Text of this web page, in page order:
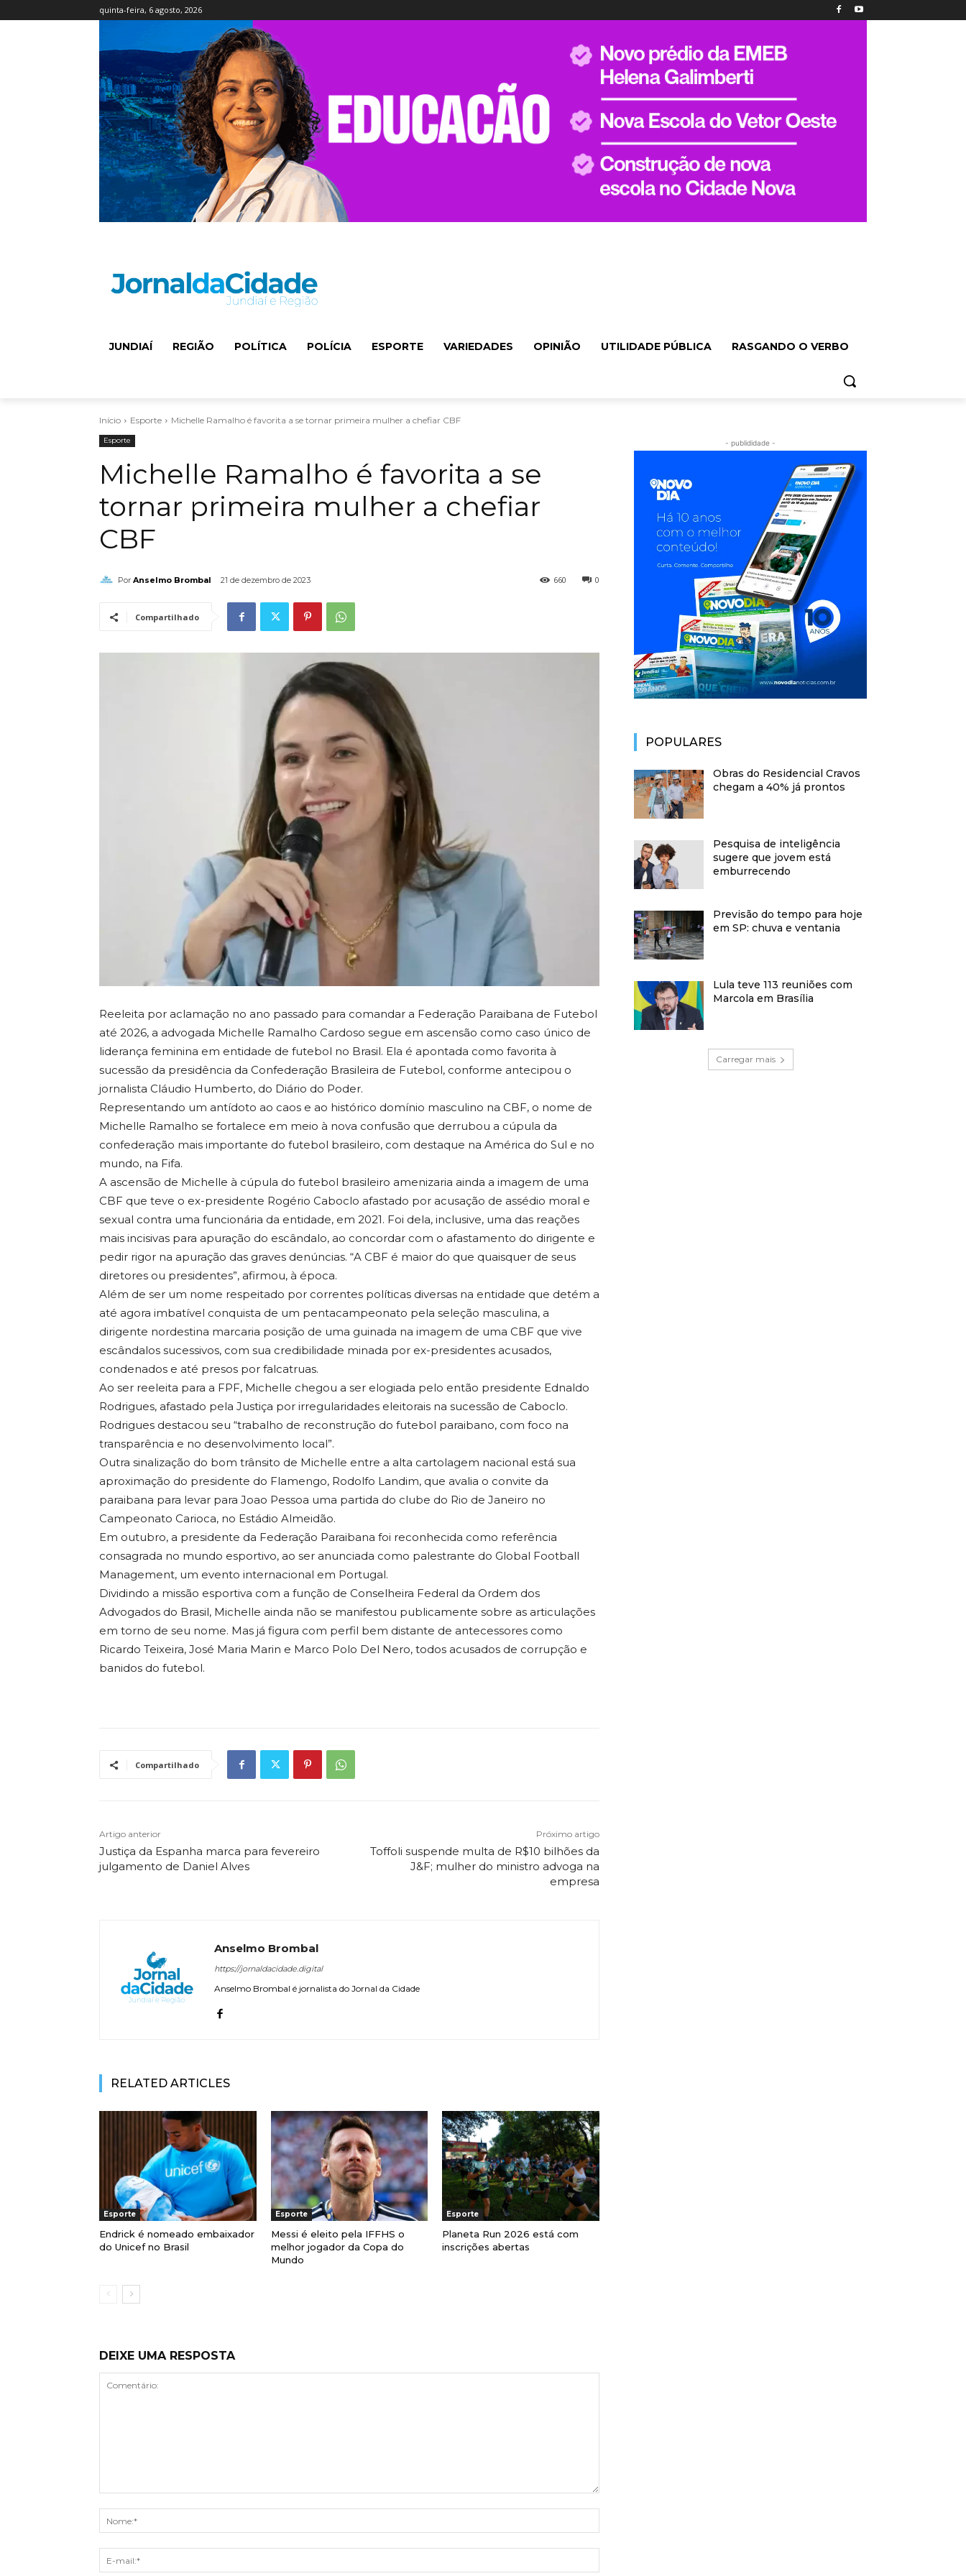
quinta-feira, 6 agosto, 2026
JUNDIAÍ REGIÃO POLÍTICA POLÍCIA ESPORTE VARIEDADES OPINIÃO UTILIDADE PÚBLICA RASGANDO O VERBO
Início Esporte Michelle Ramalho é favorita a se tornar primeira mulher a chefiar CBF
Esporte
Michelle Ramalho é favorita a se
tornar primeira mulher a chefiar
CBF
Por Anselmo Brombal 21 de dezembro de 2023 0
660
Compartilhado
Reeleita por aclamação no ano passado para comandar a Federação Paraibana de Futebol
até 2026, a advogada Michelle Ramalho Cardoso segue em ascensão como caso único de
liderança feminina em entidade de futebol no Brasil. Ela é apontada como favorita à
sucessão da presidência da Confederação Brasileira de Futebol, conforme antecipou o
jornalista Cláudio Humberto, do Diário do Poder.
Representando um antídoto ao caos e ao histórico domínio masculino na CBF, o nome de
Michelle Ramalho se fortalece em meio à nova confusão que derrubou a cúpula da
confederação mais importante do futebol brasileiro, com destaque na América do Sul e no
mundo, na Fifa.
A ascensão de Michelle à cúpula do futebol brasileiro amenizaria ainda a imagem de uma
CBF que teve o ex-presidente Rogério Caboclo afastado por acusação de assédio moral e
sexual contra uma funcionária da entidade, em 2021. Foi dela, inclusive, uma das reações
mais incisivas para apuração do escândalo, ao concordar com o afastamento do dirigente e
pedir rigor na apuração das graves denúncias. “A CBF é maior do que quaisquer de seus
diretores ou presidentes”, afirmou, à época.
Além de ser um nome respeitado por correntes políticas diversas na entidade que detém a
até agora imbatível conquista de um pentacampeonato pela seleção masculina, a
dirigente nordestina marcaria posição de uma guinada na imagem de uma CBF que vive
escândalos sucessivos, com sua credibilidade minada por ex-presidentes acusados,
condenados e até presos por falcatruas.
Ao ser reeleita para a FPF, Michelle chegou a ser elogiada pelo então presidente Ednaldo
Rodrigues, afastado pela Justiça por irregularidades eleitorais na sucessão de Caboclo.
Rodrigues destacou seu “trabalho de reconstrução do futebol paraibano, com foco na
transparência e no desenvolvimento local”.
Outra sinalização do bom trânsito de Michelle entre a alta cartolagem nacional está sua
aproximação do presidente do Flamengo, Rodolfo Landim, que avalia o convite da
paraibana para levar para Joao Pessoa uma partida do clube do Rio de Janeiro no
Campeonato Carioca, no Estádio Almeidão.
Em outubro, a presidente da Federação Paraibana foi reconhecida como referência
consagrada no mundo esportivo, ao ser anunciada como palestrante do Global Football
Management, um evento internacional em Portugal.
Dividindo a missão esportiva com a função de Conselheira Federal da Ordem dos
Advogados do Brasil, Michelle ainda não se manifestou publicamente sobre as articulações
em torno de seu nome. Mas já figura com perfil bem distante de antecessores como
Ricardo Teixeira, José Maria Marin e Marco Polo Del Nero, todos acusados de corrupção e
banidos do futebol.
Compartilhado
Artigo anterior
Justiça da Espanha marca para fevereiro
julgamento de Daniel Alves
Próximo artigo
Toffoli suspende multa de R$10 bilhões da
J&F; mulher do ministro advoga na
empresa
Anselmo Brombal
https://jornaldacidade.digital
Anselmo Brombal é jornalista do Jornal da Cidade
RELATED ARTICLES
Esporte
Endrick é nomeado embaixador
do Unicef no Brasil
Esporte
Messi é eleito pela IFFHS o
melhor jogador da Copa do
Mundo
Esporte
Planeta Run 2026 está com
inscrições abertas
DEIXE UMA RESPOSTA
mail:*
- publididade -
POPULARES
Obras do Residencial Cravos
chegam a 40% já prontos
Pesquisa de inteligência
sugere que jovem está
emburrecendo
Previsão do tempo para hoje
em SP: chuva e ventania
Lula teve 113 reuniões com
Marcola em Brasília
Carregar mais